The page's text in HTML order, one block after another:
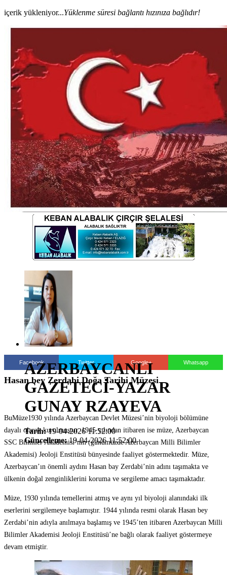
içerik yükleniyor...Yüklenme süresi bağlantı hızınıza bağlıdır!
AZERBAYCANLI
GAZETECİ-YAZAR
GUNAY RZAYEVA
Tarih:19-04-2026 11:52:00
Güncelleme:19-04-2026 11:52:00
Facebook Twitter Google+ Whatsapp
Hasan bey Zerdabi Doğa Tarihi Müzesi
BuMüze1930 yılında Azerbaycan Devlet Müzesi’nin biyoloji bölümüne
dayalı olarak kurulmuştur. 1945 yılından itibaren ise müze, Azerbaycan
SSC Bilimler Akademisi’nin (günümüzde Azerbaycan Milli Bilimler
Akademisi) Jeoloji Enstitüsü bünyesinde faaliyet göstermektedir. Müze,
Azerbaycan’ın önemli aydını Hasan bay Zerdabi’nin adını taşımakta ve
ülkenin doğal zenginliklerini koruma ve sergileme amacı taşımaktadır.
Müze, 1930 yılında temellerini atmış ve aynı yıl biyoloji alanındaki ilk
eserlerini sergilemeye başlamıştır. 1944 yılında resmi olarak Hasan bey
Zerdabi’nin adıyla anılmaya başlamış ve 1945’ten itibaren Azerbaycan Milli
Bilimler Akademisi Jeoloji Enstitüsü’ne bağlı olarak faaliyet göstermeye
devam etmiştir.